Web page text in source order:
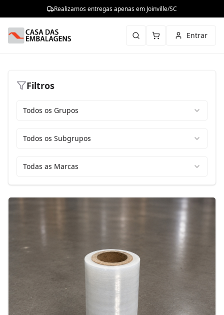
Realizamos entregas apenas em Joinville/SC
Entrar
Filtros
Todos os Grupos
Todos os Subgrupos
Todas as Marcas